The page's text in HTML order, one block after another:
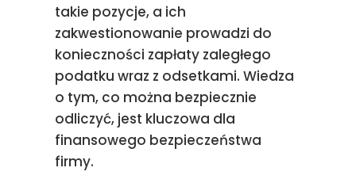
takie pozycje, a ich
zakwestionowanie prowadzi do
konieczności zapłaty zaległego
podatku wraz z odsetkami. Wiedza
o tym, co można bezpiecznie
odliczyć, jest kluczowa dla
finansowego bezpieczeństwa
firmy.